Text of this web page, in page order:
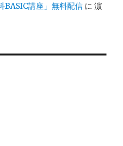
講座」無料配信 に濵